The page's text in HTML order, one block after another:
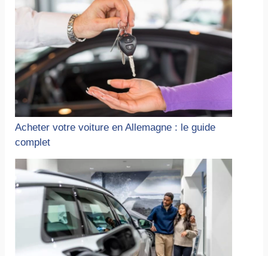
Acheter votre voiture en Allemagne : le guide
complet